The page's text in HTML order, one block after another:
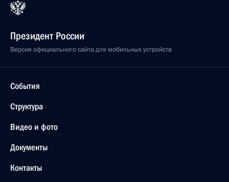
Президент России
Версия официального сайта для мобильных устройств
События
Структура
Видео и фото
Документы
Контакты